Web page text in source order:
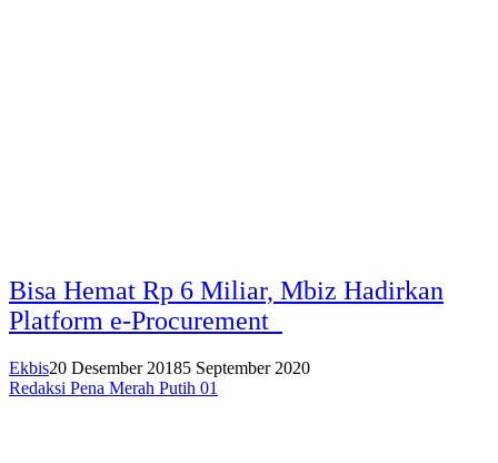
Bisa Hemat Rp 6 Miliar, Mbiz Hadirkan
Platform e-Procurement
Ekbis20 Desember 20185 September 2020
Redaksi Pena Merah Putih 01